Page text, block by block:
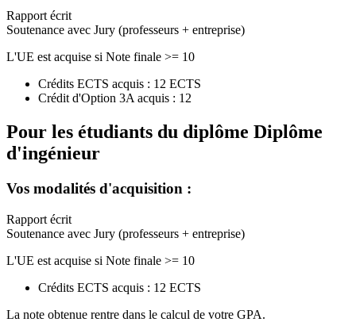
Rapport écrit
Soutenance avec Jury (professeurs + entreprise)
L'UE est acquise si Note finale >= 10
Crédits ECTS acquis : 12 ECTS
Crédit d'Option 3A acquis : 12
Pour les étudiants du diplôme Diplôme
d'ingénieur
Vos modalités d'acquisition :
Rapport écrit
Soutenance avec Jury (professeurs + entreprise)
L'UE est acquise si Note finale >= 10
Crédits ECTS acquis : 12 ECTS
La note obtenue rentre dans le calcul de votre GPA.